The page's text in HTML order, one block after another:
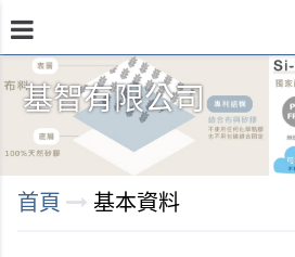
基智有限公司
商品介紹 瞭解技術 商店
首頁 基本資料